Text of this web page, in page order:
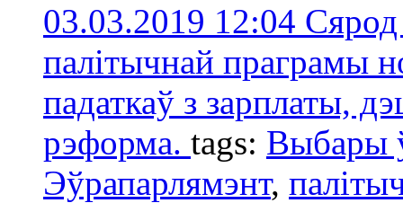
03.03.2019 12:04
палітычнай праграмы
падаткаў з зарплаты,
рэформа. tags: Выбары
Эўрапарлямэнт,